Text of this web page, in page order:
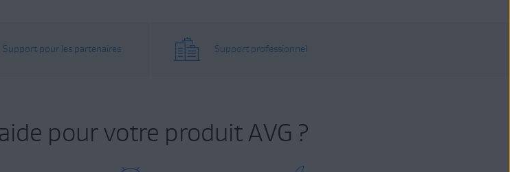
Support pour les partenaires Support professionnel
pour votre produit AVG ?